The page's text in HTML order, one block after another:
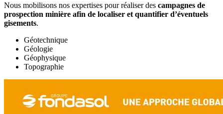
Nous mobilisons nos expertises pour réaliser des campagnes de
prospection minière afin de localiser et quantifier d’éventuels
gisements.
Géotechnique
Géologie
Géophysique
Topographie